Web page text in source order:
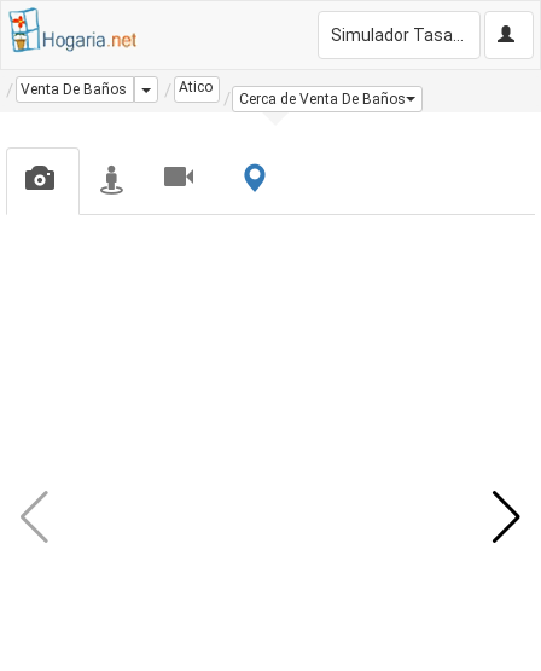
Venta De Baños Dropdown
Atico
Cerca de Venta De Baños